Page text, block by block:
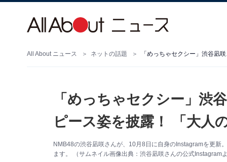
All About ニュース ネットの話題 「めっちゃセクシー」渋谷凪
「めっちゃセクシー」渋
ピース姿を披露！ 「大人
NMB48の渋谷凪咲さんが、10月8日に自身のInstagramを更新
ます。 （サムネイル画像出典：渋谷凪咲さんの公式Instagramよ